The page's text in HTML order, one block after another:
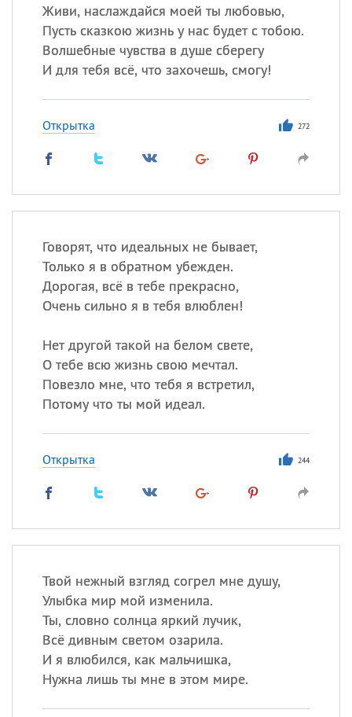
Живи, наслаждайся моей ты любовью,
Пусть сказкою жизнь у нас будет с тобою.
Волшебные чувства в душе сберегу
И для тебя всё, что захочешь, смогу!
Открытка 272
Говорят, что идеальных не бывает,
Только я в обратном убежден.
Дорогая, всё в тебе прекрасно,
Очень сильно я в тебя влюблен!
Нет другой такой на белом свете,
О тебе всю жизнь свою мечтал.
Повезло мне, что тебя я встретил,
Потому что ты мой идеал.
Открытка 244
Твой нежный взгляд согрел мне душу,
Улыбка мир мой изменила.
Ты, словно солнца яркий лучик,
Всё дивным светом озарила.
И я влюбился, как мальчишка,
Нужна лишь ты мне в этом мире.